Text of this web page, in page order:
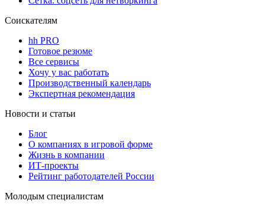
Соискателям
hh PRO
Готовое резюме
Все сервисы
Хочу у вас работать
Производственный календарь
Экспертная рекомендация
Новости и статьи
Блог
О компаниях в игровой форме
Жизнь в компании
ИТ-проекты
Рейтинг работодателей России
Молодым специалистам